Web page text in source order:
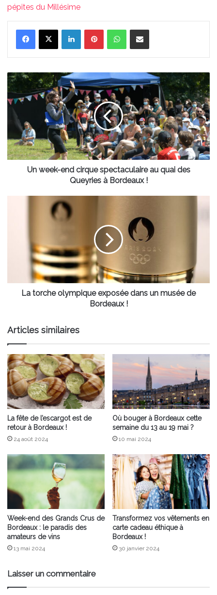
pépites du Millésime
LinkedinPinterestWhatsAppPartager par email
Un
week-
end
cirque
spectaculaire
quai
des
Queyries
Un week-end cirque spectaculaire au quai des
Queyries à Bordeaux !
Bordeaux
La torche olympique exposée dans un musée de
Bordeaux !
Articles similaires
La fête de l’escargot est de
retour à Bordeaux !
24 août 2024
Où bouger à Bordeaux cette
semaine du 13 au 19 mai ?
10 mai 2024
Week-end des Grands Crus de
Bordeaux : le paradis des
amateurs de vins
13 mai 2024
Transformez vos vêtements en
carte cadeau éthique à
Bordeaux !
30 janvier 2024
Laisser un commentaire